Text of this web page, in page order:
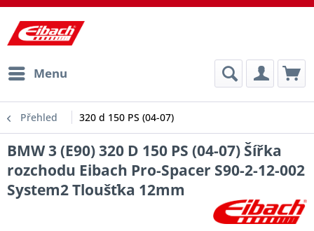
Menu
Přehled 320 d 150 PS (04-07)
BMW 3 (E90) 320 D 150 PS (04-07) Šířka
rozchodu Eibach Pro-Spacer S90-2-12-002
System2 Tloušťka 12mm